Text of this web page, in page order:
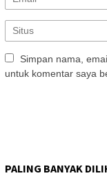
Simpan nama,
untuk komentar saya
PALING BANYAK